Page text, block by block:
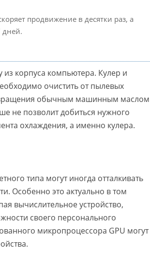
продвижение в десятки раз, а
дней.
корпуса компьютера. Кулер и
очистить от пылевых
вращения обычным машинным маслом
не позволит добиться нужного
охлаждения, а именно кулера.
типа могут иногда отталкивать
Особенно это актуально в том
вычислительное устройство,
своего персонального
микропроцессора GPU могут